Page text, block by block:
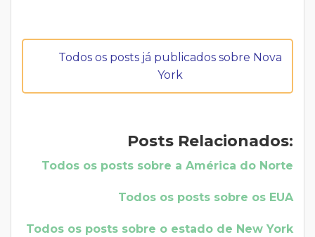
Todos os posts já publicados sobre Nova
York
Posts Relacionados:
Todos os posts sobre a América do Norte
Todos os posts sobre os EUA
Todos os posts sobre o estado de New York